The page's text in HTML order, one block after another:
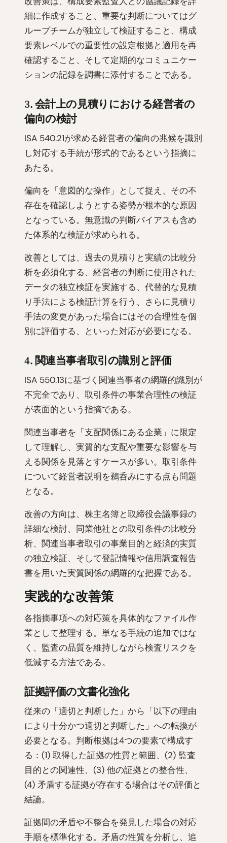
細に作成すること、重要な判断についてはグ
ループチームが独立して検証すること、構成
要素レベルでの重要性の設定根拠と適用を再
確認すること、そして定期的なコミュニケー
ションの記録を調書に添付することである。
3. 会計上の見積りにおける経営者の
偏向の検討
ISA 540.21が求める経営者の偏向の兆候を識別
し対応する手続が形式的であるという指摘に
あたる。
偏向を「意図的な操作」として捉え、その不
存在を確認しようとする姿勢が根本的な原因
となっている。無意識の判断バイアスも含め
た体系的な検証が求められる。
改善としては、過去の見積りと実績の比較分
析を必須化する、経営者の判断に使用された
データの独立検証を実施する、代替的な見積
り手法による検証計算を行う、さらに見積り
手法の変更があった場合にはその合理性を個
別に評価する、といった対応が必要になる。
4. 関連当事者取引の識別と評価
ISA 550.13に基づく関連当事者の網羅的識別が
不完全であり、取引条件の事業合理性の検証
が表面的という指摘である。
関連当事者を「支配関係にある企業」に限定
して理解し、実質的な支配や重要な影響を与
える関係を見落とすケースが多い。取引条件
について経営者説明を鵜呑みにする点も問題
となる。
改善の方向は、株主名簿と取締役会議事録の
詳細な検討、同業他社との取引条件の比較分
析、関連当事者取引の事業目的と経済的実質
の独立検証、そして登記情報や信用調査報告
書を用いた実質関係の網羅的な把握である。
実践的な改善策
各指摘事項への対応策を具体的なファイル作
業として整理する。単なる手続の追加ではな
く、監査の品質を維持しながら検査リスクを
低減する方法である。
証拠評価の文書化強化
従来の「適切と判断した」から「以下の理由
により十分かつ適切と判断した」への転換が
必要となる。判断根拠は4つの要素で構成す
る：(1) 取得した証拠の性質と範囲、(2) 監査
目的との関連性、(3) 他の証拠との整合性、
(4) 矛盾する証拠が存在する場合はその評価と
結論。
証拠間の矛盾や不整合を発見した場合の対応
手順を標準化する。矛盾の性質を分析し、追